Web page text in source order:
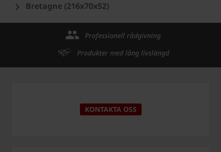
Bretagne (216x70x52)
Professionell rådgivning
Produkter med lång livslängd
KONTAKTA OSS